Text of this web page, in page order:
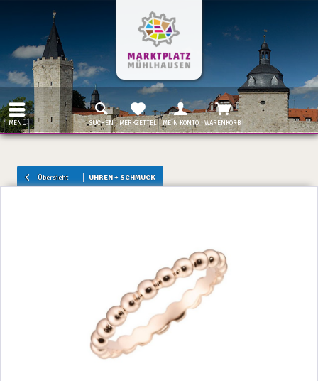
MENÜ SUCHEN MERKZETTEL MEIN KONTO WARENKORB
Übersicht UHREN + SCHMUCK